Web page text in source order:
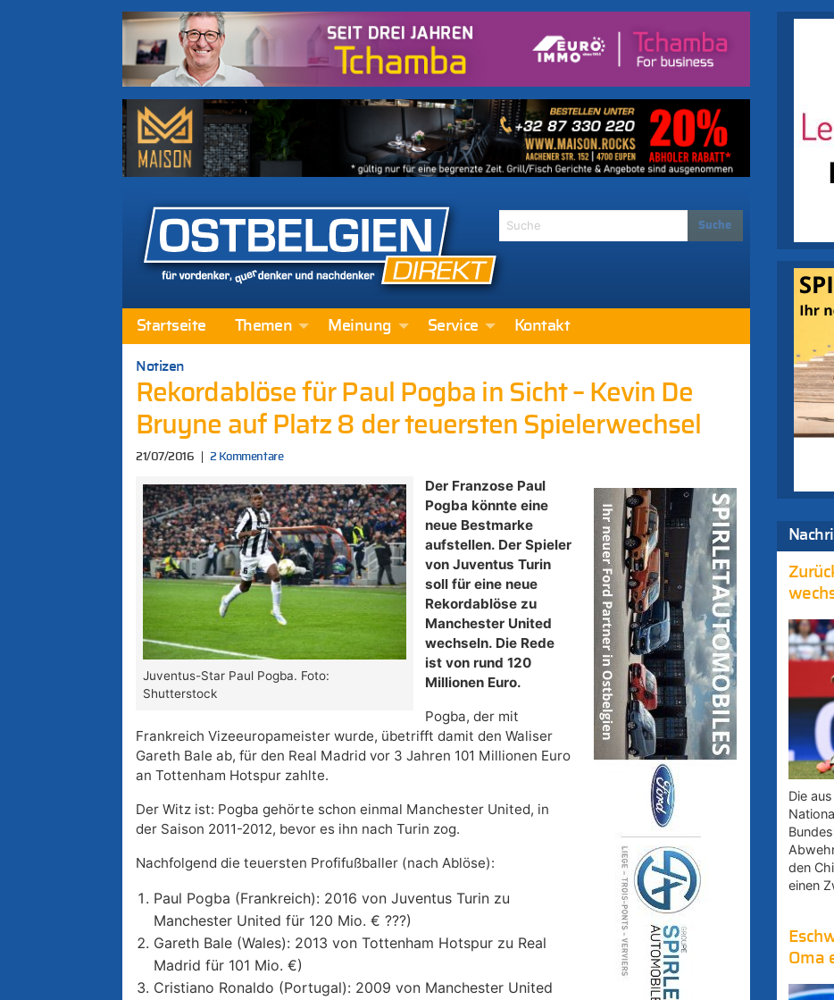
Startseite Themen Meinung Service Kontakt
Notizen
Rekordablöse für Paul Pogba in Sicht – Kevin De
Bruyne auf Platz 8 der teuersten Spielerwechsel
21/07/2016 2 Kommentare
Juventus-Star Paul Pogba. Foto:
Shutterstock
Der Franzose Paul
Pogba könnte eine
neue Bestmarke
aufstellen. Der Spieler
von Juventus Turin
soll für eine neue
Rekordablöse zu
Manchester United
wechseln. Die Rede
ist von rund 120
Millionen Euro.
Pogba, der mit
Frankreich Vizeeuropameister wurde, übetrifft damit den Waliser
Gareth Bale ab, für den Real Madrid vor 3 Jahren 101 Millionen Euro
an Tottenham Hotspur zahlte.
Der Witz ist: Pogba gehörte schon einmal Manchester United, in
der Saison 2011-2012, bevor es ihn nach Turin zog.
Nachfolgend die teuersten Profifußballer (nach Ablöse):
Paul Pogba (Frankreich): 2016 von Juventus Turin zu
Manchester United für 120 Mio. € ???)
Gareth Bale (Wales): 2013 von Tottenham Hotspur zu Real
Madrid für 101 Mio. €)
Cristiano Ronaldo (Portugal): 2009 von Manchester United
Die
den
einen
Oma